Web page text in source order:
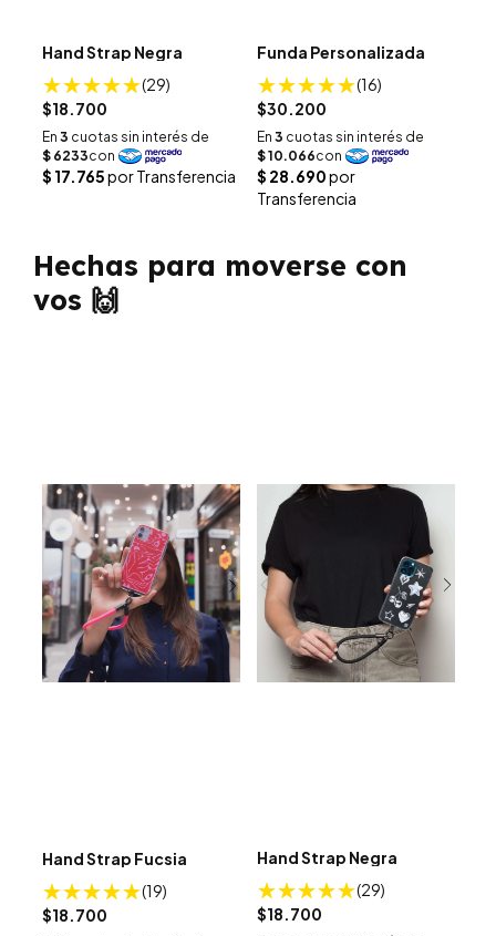
Hand Strap Negra
(29)
$18.700
Funda Personalizada
(16)
$30.200
Hechas para moverse con
vos 🙌
Hand Strap Fucsia
(19)
$18.700
Hand Strap Negra
(29)
$18.700